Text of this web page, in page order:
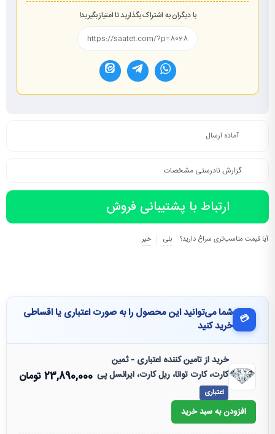
با دیگران به اشتراک بگذارید تا امتیاز بگیرید!
آماده ارسال
گزارش نادرستی مشخصات
ارتباط با پشتیبانی فروش
آیا قیمت مناسب‌تری سراغ دارید؟ بلی خیر
💳 شما می‌توانید این محصول را به صورت اعتباری یا اقساطی
خرید کنید
خرید از تامین کننده اعتباری - ثمین
کارت، کارت توانا، ریل کارت، ایرانسل پی
اعتباری
23,890,000تومان
افزودن به سبد خرید